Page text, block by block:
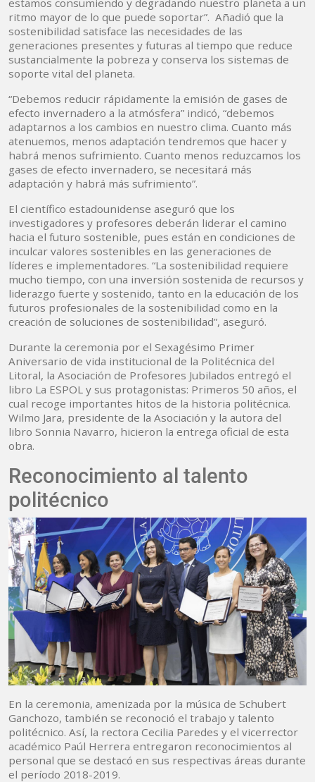
ritmo mayor de lo que puede soportar”. Añadió que la
sostenibilidad satisface las necesidades de las
generaciones presentes y futuras al tiempo que reduce
sustancialmente la pobreza y conserva los sistemas de
soporte vital del planeta.
“Debemos reducir rápidamente la emisión de gases de
efecto invernadero a la atmósfera” indicó, “debemos
adaptarnos a los cambios en nuestro clima. Cuanto más
atenuemos, menos adaptación tendremos que hacer y
habrá menos sufrimiento. Cuanto menos reduzcamos los
gases de efecto invernadero, se necesitará más
adaptación y habrá más sufrimiento”.
El científico estadounidense aseguró que los
investigadores y profesores deberán liderar el camino
hacia el futuro sostenible, pues están en condiciones de
inculcar valores sostenibles en las generaciones de
líderes e implementadores. “La sostenibilidad requiere
mucho tiempo, con una inversión sostenida de recursos y
liderazgo fuerte y sostenido, tanto en la educación de los
futuros profesionales de la sostenibilidad como en la
creación de soluciones de sostenibilidad”, aseguró.
Durante la ceremonia por el Sexagésimo Primer
Aniversario de vida institucional de la Politécnica del
Litoral, la Asociación de Profesores Jubilados entregó el
libro La ESPOL y sus protagonistas: Primeros 50 años, el
cual recoge importantes hitos de la historia politécnica.
Wilmo Jara, presidente de la Asociación y la autora del
libro Sonnia Navarro, hicieron la entrega oficial de esta
obra.
Reconocimiento al talento
politécnico
En la ceremonia, amenizada por la música de Schubert
Ganchozo, también se reconoció el trabajo y talento
politécnico. Así, la rectora Cecilia Paredes y el vicerrector
académico Paúl Herrera entregaron reconocimientos al
personal que se destacó en sus respectivas áreas durante
el período 2018-2019.